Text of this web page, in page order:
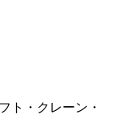
ト・クレーン・